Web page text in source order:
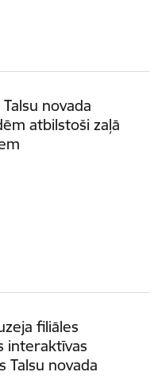
novada
atbilstoši zaļā
filiāles
interaktīvas
Talsu novada